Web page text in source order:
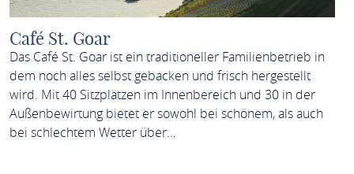
Café St. Goar
Das Café St. Goar ist ein traditioneller Familienbetrieb in
dem noch alles selbst gebacken und frisch hergestellt
wird. Mit 40 Sitzplätzen im Innenbereich und 30 in der
Außenbewirtung bietet er sowohl bei schönem, als auch
bei schlechtem Wetter über…